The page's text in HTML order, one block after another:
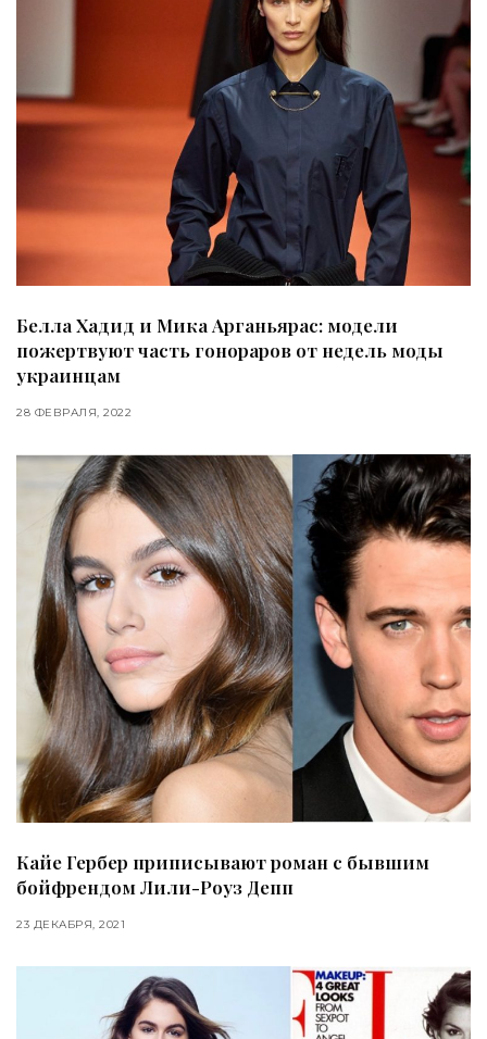
Белла Хадид и Мика Арганьярас: модели
пожертвуют часть гонораров от недель моды
украинцам
28 ФЕВРАЛЯ, 2022
Кайе Гербер приписывают роман с бывшим
бойфрендом Лили-Роуз Депп
23 ДЕКАБРЯ, 2021